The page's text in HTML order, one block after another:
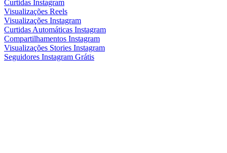
Curtidas Instagram
Visualizações Reels
Visualizações Instagram
Curtidas Automáticas Instagram
Compartilhamentos Instagram
Visualizações Stories Instagram
Seguidores Instagram Grátis